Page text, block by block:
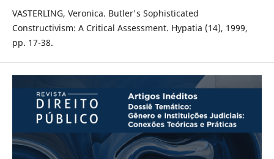
VASTERLING, Veronica. Butler's Sophisticated
Constructivism: A Critical Assessment. Hypatia (14), 1999,
pp. 17-38.